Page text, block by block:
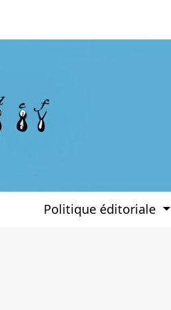
Politique éditoriale